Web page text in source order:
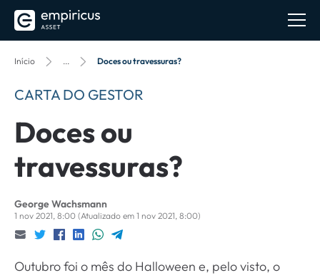
Início ... Doces ou travessuras?
CARTA DO GESTOR
Doces ou
travessuras?
George Wachsmann
1 nov 2021, 8:00 (Atualizado em 1 nov 2021, 8:00)
Outubro foi o mês do Halloween e, pelo visto, o